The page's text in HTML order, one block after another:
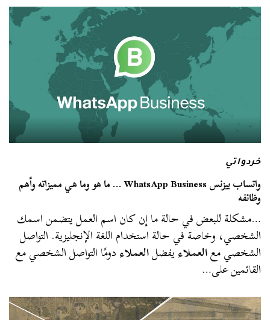
خردواتي
واتساب بيزنس WhatsApp Business … ما هو وما هي مميزاته وأهم
وظائفه
…مشكلة للبعض في حالة ما إن كان اسم العمل يتضمن اسمك
الشخصي، وخاصة في حالة استخدام اللغة الإنجليزية. التواصل
الشخصي معالعملاءيفضلالعملاءدومًا التواصل الشخصي مع
القائمين على…